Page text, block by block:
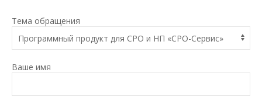
Тема обращения
Ваше имя